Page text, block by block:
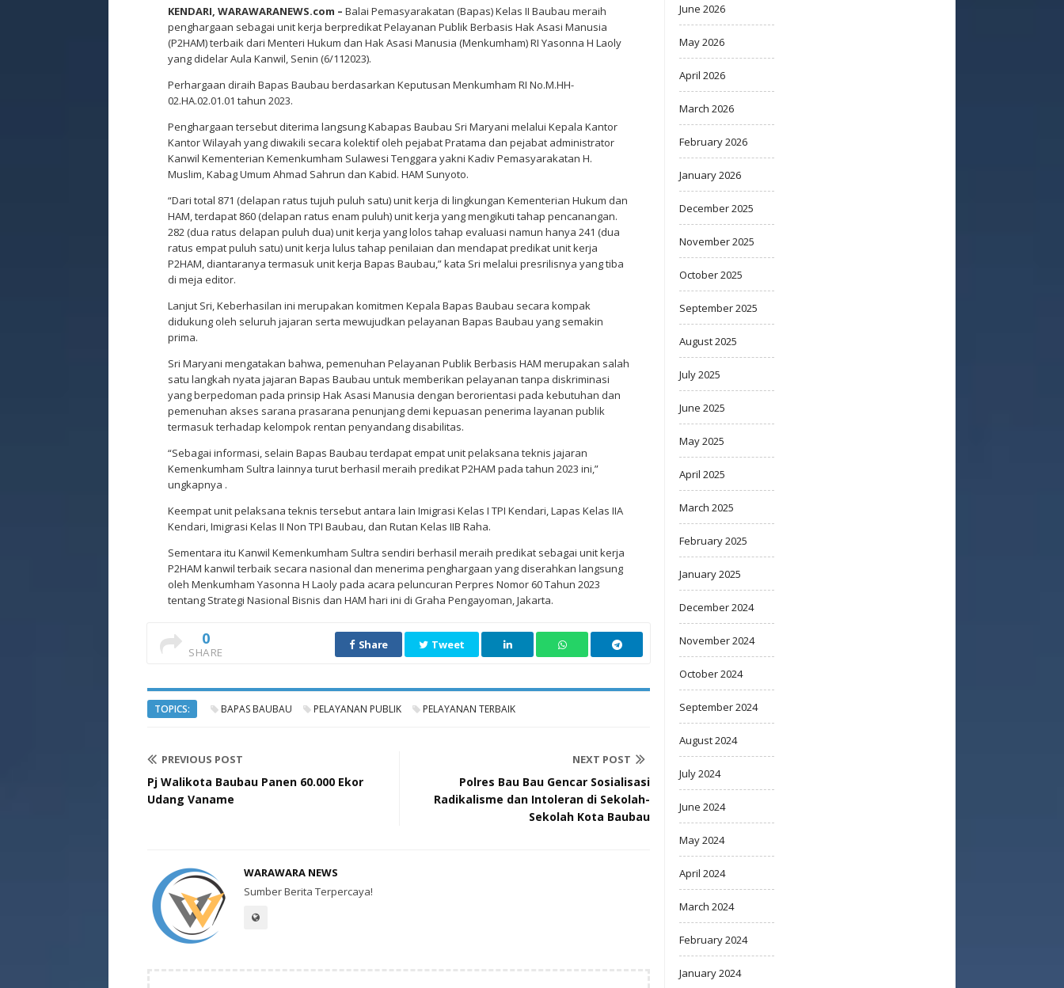
KENDARI, WARAWARANEWS.com – Balai Pemasyarakatan (Bapas) Kelas II Baubau meraih
penghargaan sebagai unit kerja berpredikat Pelayanan Publik Berbasis Hak Asasi Manusia
(P2HAM) terbaik dari Menteri Hukum dan Hak Asasi Manusia (Menkumham) RI Yasonna H Laoly
yang didelar Aula Kanwil, Senin (6/112023).
Perhargaan diraih Bapas Baubau berdasarkan Keputusan Menkumham RI No.M.HH-
02.HA.02.01.01 tahun 2023.
Penghargaan tersebut diterima langsung Kabapas Baubau Sri Maryani melalui Kepala Kantor
Kantor Wilayah yang diwakili secara kolektif oleh pejabat Pratama dan pejabat administrator
Kanwil Kementerian Kemenkumham Sulawesi Tenggara yakni Kadiv Pemasyarakatan H.
Muslim, Kabag Umum Ahmad Sahrun dan Kabid. HAM Sunyoto.
“Dari total 871 (delapan ratus tujuh puluh satu) unit kerja di lingkungan Kementerian Hukum dan
HAM, terdapat 860 (delapan ratus enam puluh) unit kerja yang mengikuti tahap pencanangan.
282 (dua ratus delapan puluh dua) unit kerja yang lolos tahap evaluasi namun hanya 241 (dua
ratus empat puluh satu) unit kerja lulus tahap penilaian dan mendapat predikat unit kerja
P2HAM, diantaranya termasuk unit kerja Bapas Baubau,” kata Sri melalui presrilisnya yang tiba
di meja editor.
Lanjut Sri, Keberhasilan ini merupakan komitmen Kepala Bapas Baubau secara kompak
didukung oleh seluruh jajaran serta mewujudkan pelayanan Bapas Baubau yang semakin
prima.
Sri Maryani mengatakan bahwa, pemenuhan Pelayanan Publik Berbasis HAM merupakan salah
satu langkah nyata jajaran Bapas Baubau untuk memberikan pelayanan tanpa diskriminasi
yang berpedoman pada prinsip Hak Asasi Manusia dengan berorientasi pada kebutuhan dan
pemenuhan akses sarana prasarana penunjang demi kepuasan penerima layanan publik
termasuk terhadap kelompok rentan penyandang disabilitas.
“Sebagai informasi, selain Bapas Baubau terdapat empat unit pelaksana teknis jajaran
Kemenkumham Sultra lainnya turut berhasil meraih predikat P2HAM pada tahun 2023 ini,”
ungkapnya .
Keempat unit pelaksana teknis tersebut antara lain Imigrasi Kelas I TPI Kendari, Lapas Kelas IIA
Kendari, Imigrasi Kelas II Non TPI Baubau, dan Rutan Kelas IIB Raha.
Sementara itu Kanwil Kemenkumham Sultra sendiri berhasil meraih predikat sebagai unit kerja
P2HAM kanwil terbaik secara nasional dan menerima penghargaan yang diserahkan langsung
oleh Menkumham Yasonna H Laoly pada acara peluncuran Perpres Nomor 60 Tahun 2023
tentang Strategi Nasional Bisnis dan HAM hari ini di Graha Pengayoman, Jakarta.
0
SHARE
Share Tweet
TOPICS: BAPAS BAUBAU PELAYANAN PUBLIK PELAYANAN TERBAIK
PREVIOUS POST
Pj Walikota Baubau Panen 60.000 Ekor
Udang Vaname
NEXT POST
Polres Bau Bau Gencar Sosialisasi
Radikalisme dan Intoleran di Sekolah-
Sekolah Kota Baubau
WARAWARA NEWS
Sumber Berita Terpercaya!
June 2026
May 2026
April 2026
March 2026
February 2026
January 2026
December 2025
November 2025
October 2025
September 2025
August 2025
July 2025
June 2025
May 2025
April 2025
March 2025
February 2025
January 2025
December 2024
November 2024
October 2024
September 2024
August 2024
July 2024
June 2024
May 2024
April 2024
March 2024
February 2024
January 2024